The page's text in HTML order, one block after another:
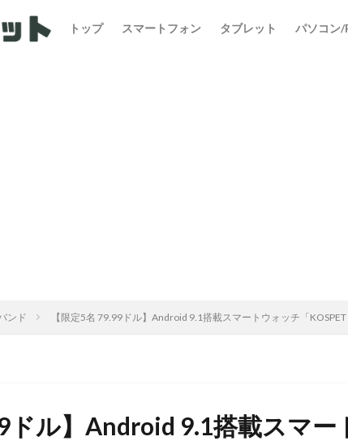
トップ スマートフォン タブレット パソコン/
ンド 【限定5名 79.99ドル】Android 9.1搭載スマートウォッチ「
ドル】Android 9.1搭載スマー